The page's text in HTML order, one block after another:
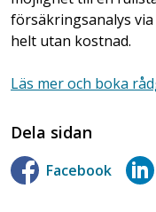
försäkringsanalys
helt utan kostnad.
Läs mer och boka
Dela sidan
Facebook